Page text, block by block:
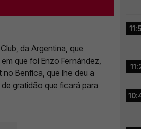
da Argentina, que
que foi Enzo Fernández,
Benfica, que lhe deu a
gratidão que ficará para